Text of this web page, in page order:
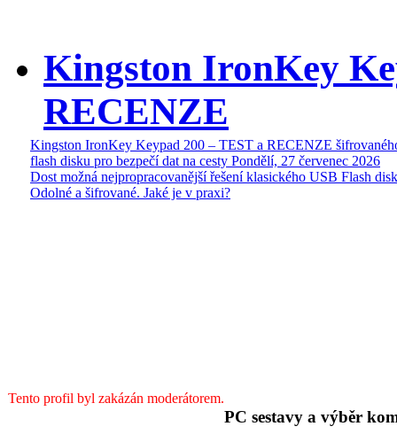
Kingston IronKey
RECENZE
Kingston IronKey Keypad 200 – TEST a RECENZE
flash disku pro bezpečí dat na cesty Pondělí, 27 červenec 2026
Dost možná nejpropracovanější řešení klasického USB Flash
Odolné a šifrované. Jaké je v praxi?
Tento profil byl zakázán moderátorem.
PC sestavy a výběr